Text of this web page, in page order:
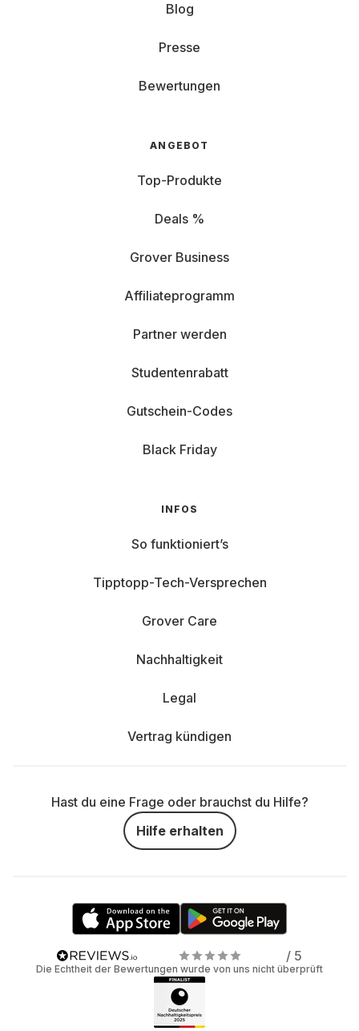
Blog
Presse
Bewertungen
ANGEBOT
Top-Produkte
Deals %
Grover Business
Affiliateprogramm
Partner werden
Studentenrabatt
Gutschein-Codes
Black Friday
INFOS
So funktioniert’s
Tipptopp-Tech-Versprechen
Grover Care
Nachhaltigkeit
Legal
Vertrag kündigen
Hast du eine Frage oder brauchst du Hilfe?
Hilfe erhalten
/ 5
Die Echtheit der Bewertungen wurde von uns nicht überprüft